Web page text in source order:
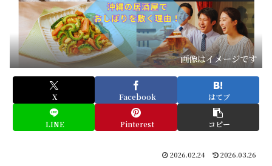
画像はイメージです
X Facebook はてブ
LINE Pinterest コピー
2026.02.24 2026.03.26